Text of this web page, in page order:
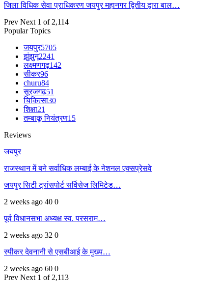
जिला विधिक सेवा प्राधिकरण जयपुर महानगर द्वितीय द्वारा बाल…
Prev Next 1 of 2,114
Popular Topics
जयपुर5705
झुंझुनू2241
लक्ष्मणगढ़142
सीकर96
churu84
सूरजगढ़51
चिकित्सा30
शिक्षा21
तम्बाकू नियंत्रण15
Reviews
जयपुर
राजस्थान में बने सर्वाधिक लम्बाई के नेशनल एक्सप्रेसवे
जयपुर सिटी ट्रांसपोर्ट सर्विसेज लिमिटेड…
2 weeks ago 40 0
पूर्व विधानसभा अध्यक्ष स्व. परसराम…
2 weeks ago 32 0
स्पीकर देवनानी से एसबीआई के मुख्य…
2 weeks ago 60 0
Prev Next 1 of 2,113